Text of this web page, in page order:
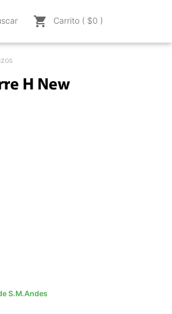
shopping_cart Carrito ( $0 )
H New
S.M.Andes